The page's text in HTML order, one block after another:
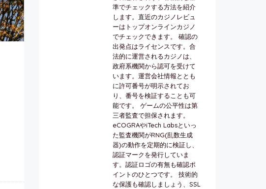
準でチェックする方法を紹介
します。直近のカジノレビュ
ーはトップオンラインカジノ
でチェックできます。 確認の
出発点はライセンスです。合
法的に運営されるカジノは、
政府系機関から認可を受けて
います。運営会社情報ととも
に許可番号が明示されてお
り、番号を検証することも可
能です。 ゲームの公平性は第
三者監査で担保されます。
eCOGRAやiTech Labsといっ
た監査機関がRNG(乱数生成
器)の動作を定期的に検証し、
認証マークを発行していま
す。認証ロゴの有無も確認ポ
イントのひとつです。 技術的
な保護も確認しましょう、SSL